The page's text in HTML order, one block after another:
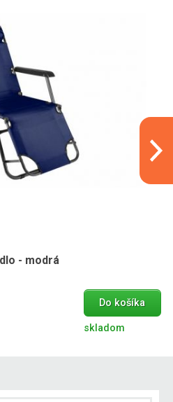
- modrá
Do košíka
skladom